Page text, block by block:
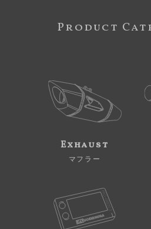
Product
Exhaust
マフラー